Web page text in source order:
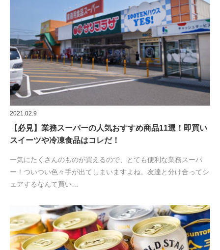
2021.02.9
【必見】業務スーパーの人気おすすめ商品11選！即買い
スイーツや冷凍食品はコレだ！
一気にたくさんのものが買えるので、とても便利な業務スーパ
ー！ついつい色々手が出てしまいますよね。友達と分け合ってシ
ェアするなんて買い…